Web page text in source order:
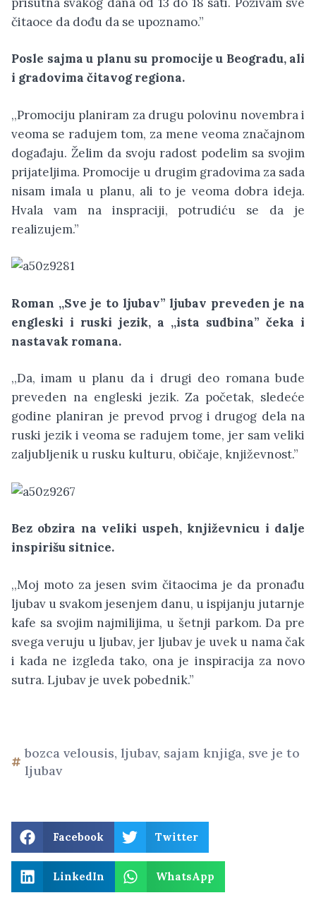
čitaoce da dođu da se upoznamo.”
Posle sajma u planu su promocije u Beogradu, ali
i gradovima čitavog regiona.
,,Promociju planiram za drugu polovinu novembra i
veoma se radujem tom, za mene veoma značajnom
događaju. Želim da svoju radost podelim sa svojim
prijateljima. Promocije u drugim gradovima za sada
nisam imala u planu, ali to je veoma dobra ideja.
Hvala vam na inspraciji, potrudiću se da je
realizujem.”
Roman ,,Sve je to ljubav” ljubav preveden je na
engleski i ruski jezik, a ,,ista sudbina” čeka i
nastavak romana.
,,Da, imam u planu da i drugi deo romana bude
preveden na engleski jezik. Za početak, sledeće
godine planiran je prevod prvog i drugog dela na
ruski jezik i veoma se radujem tome, jer sam veliki
zaljubljenik u rusku kulturu, običaje, književnost.”
Bez obzira na veliki uspeh, književnicu i dalje
inspirišu sitnice.
,,Moj moto za jesen svim čitaocima je da pronađu
ljubav u svakom jesenjem danu, u ispijanju jutarnje
kafe sa svojim najmilijima, u šetnji parkom. Da pre
svega veruju u ljubav, jer ljubav je uvek u nama čak
i kada ne izgleda tako, ona je inspiracija za novo
sutra. Ljubav je uvek pobednik.”
bozca velousis, ljubav, sajam knjiga, sve je to
ljubav
Facebook Twitter
LinkedIn WhatsApp